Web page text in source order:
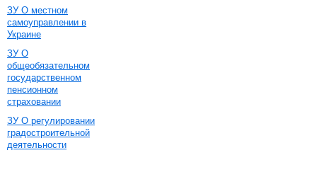
ЗУ О местном
самоуправлении в
Украине
ЗУ О
общеобязательном
государственном
пенсионном
страховании
ЗУ О регулировании
градостроительной
деятельности